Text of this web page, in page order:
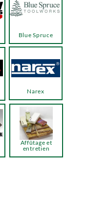
Blue Spruce
Narex
Affûtage et
entretien